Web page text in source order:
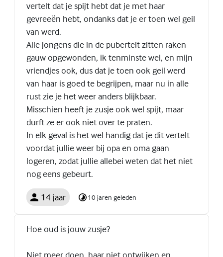
vertelt dat je spijt hebt dat je met haar
gevreeën hebt, ondanks dat je er toen wel geil
van werd.
Alle jongens die in de puberteit zitten raken
gauw opgewonden, ik tenminste wel, en mijn
vriendjes ook, dus dat je toen ook geil werd
van haar is goed te begrijpen, maar nu in alle
rust zie je het weer anders blijkbaar.
Misschien heeft je zusje ook wel spijt, maar
durft ze er ook niet over te praten.
In elk geval is het wel handig dat je dit vertelt
voordat jullie weer bij opa en oma gaan
logeren, zodat jullie allebei weten dat het niet
nog eens gebeurt.
14 jaar 10 jaren geleden
Hoe oud is jouw zusje?